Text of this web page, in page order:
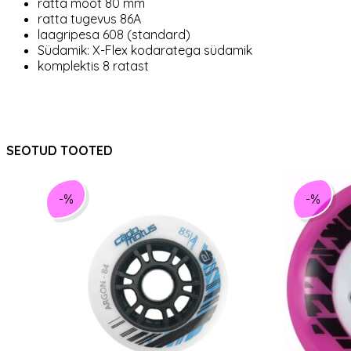
ratta tugevus 86A
laagripesa 608 (standard)
Südamik: X-Flex kodaratega südamik
komplektis 8 ratast
SEOTUD TOOTED
-% -%